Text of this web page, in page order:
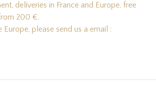
deliveries in France and Europe, free
200 €.
Europe, please send us a email :